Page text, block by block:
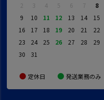
2
3 4 5 6 7
8
9
10 11 12 13 14
15
16
17 18 19 20 21
22
23
24 25 26 27 28
29
30
31
定休日 発送業務のみ